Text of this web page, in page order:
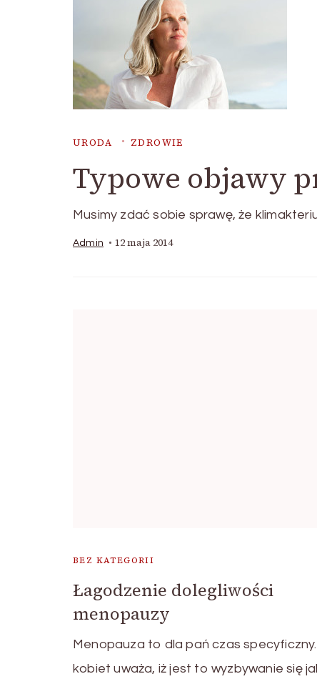
URODA ZDROWIE
Typowe objawy
Musimy zdać sobie sprawę, że
Admin 12 maja 2014
BEZ KATEGORII
Łagodzenie dolegliwości
menopauzy
Menopauza to dla pań czas
kobiet uważa, iż jest to wyzbywanie się